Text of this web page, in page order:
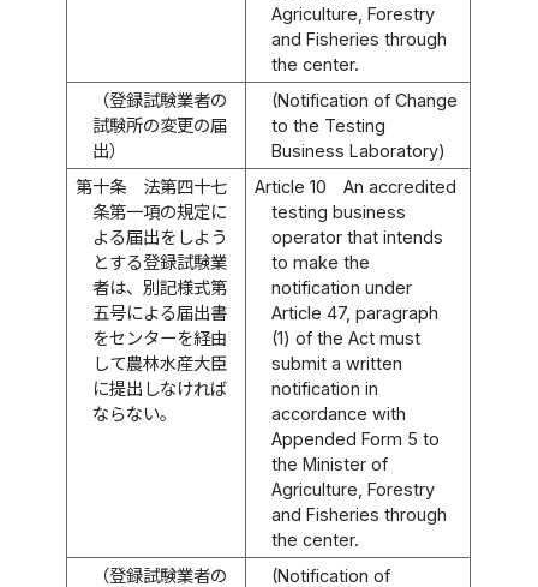
Agriculture, Forestry
and Fisheries through
the center.
（登録試験業者の
試験所の変更の届
出）
(Notification of Change
to the Testing
Business Laboratory)
第十条
法第四十七
条第一項の規定に
よる届出をしよう
とする登録試験業
者は、別記様式第
五号による届出書
をセンターを経由
して農林水産大臣
に提出しなければ
ならない。
Article 10
An accredited
testing business
operator that intends
to make the
notification under
Article 47, paragraph
(1) of the Act must
submit a written
notification in
accordance with
Appended Form 5 to
the Minister of
Agriculture, Forestry
and Fisheries through
the center.
（登録試験業者の
(Notification of